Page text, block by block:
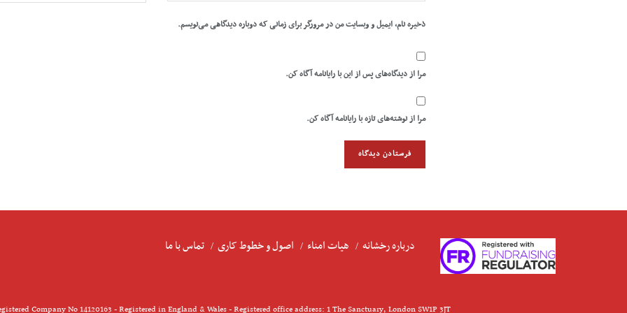
ذخیره نام، ایمیل و وبسایت من در مرورگر برای زمانی که دوباره دیدگاهی می‌نویسم.
مرا از دیدگاه‌های پس از این با رایانامه آگاه کن.
مرا از نوشته‌های تازه با رایانامه آگاه کن.
درباره رخشانه هیات امناء اصول و خطوط کاری تماس با ما
Company No 14120163 - Registered in England & Wales - Registered office address: 1 The Sanctuary, London SW1P 3JT